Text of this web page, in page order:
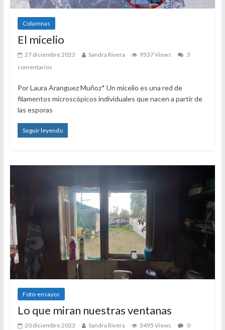
Columnas
El micelio
27 diciembre 2023 Sandra Rivera 9537 Views
3
comentarios
Por Laura Aranguez Muñoz* Un micelio es una red de
filamentos microscópicos individuales que nacen a partir de
las esporas
Seguir leyendo
Foto-ensayos
Lo que miran nuestras ventanas
20 diciembre 2023 Sandra Rivera 3495 Views
0